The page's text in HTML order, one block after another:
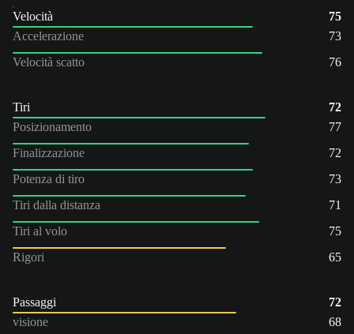
Velocità
75
Accelerazione
73
Velocità scatto
76
Tiri
72
Posizionamento
77
Finalizzazione
72
Potenza di tiro
73
Tiri dalla distanza
71
Tiri al volo
75
Rigori
65
Passaggi
72
visione
68